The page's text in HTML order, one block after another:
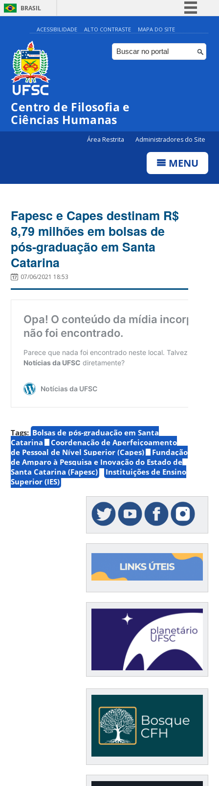
BRASIL
Simplifique!
Comunica BR
Participe
ACESSIBILIDADE ALTO CONTRASTE MAPA DO SITE
Centro de Filosofia e
Ciências Humanas
Área Restrita Administradores do Site
MENU
Fapesc e Capes destinam R$
8,79 milhões em bolsas de
pós-graduação em Santa
Catarina
07/06/2021 18:53
Tags: Bolsas de pós-graduação em Santa
Catarina
Coordenação de Aperfeiçoamento
de Pessoal de Nível Superior (Capes)
Fundação
de Amparo à Pesquisa e Inovação do Estado de
Santa Catarina (Fapesc)
Instituições de Ensino
Superior (IES)